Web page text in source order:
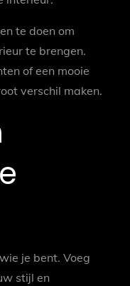
te doen om
te brengen.
of een mooie
verschil maken.
je bent. Voeg
stijl en